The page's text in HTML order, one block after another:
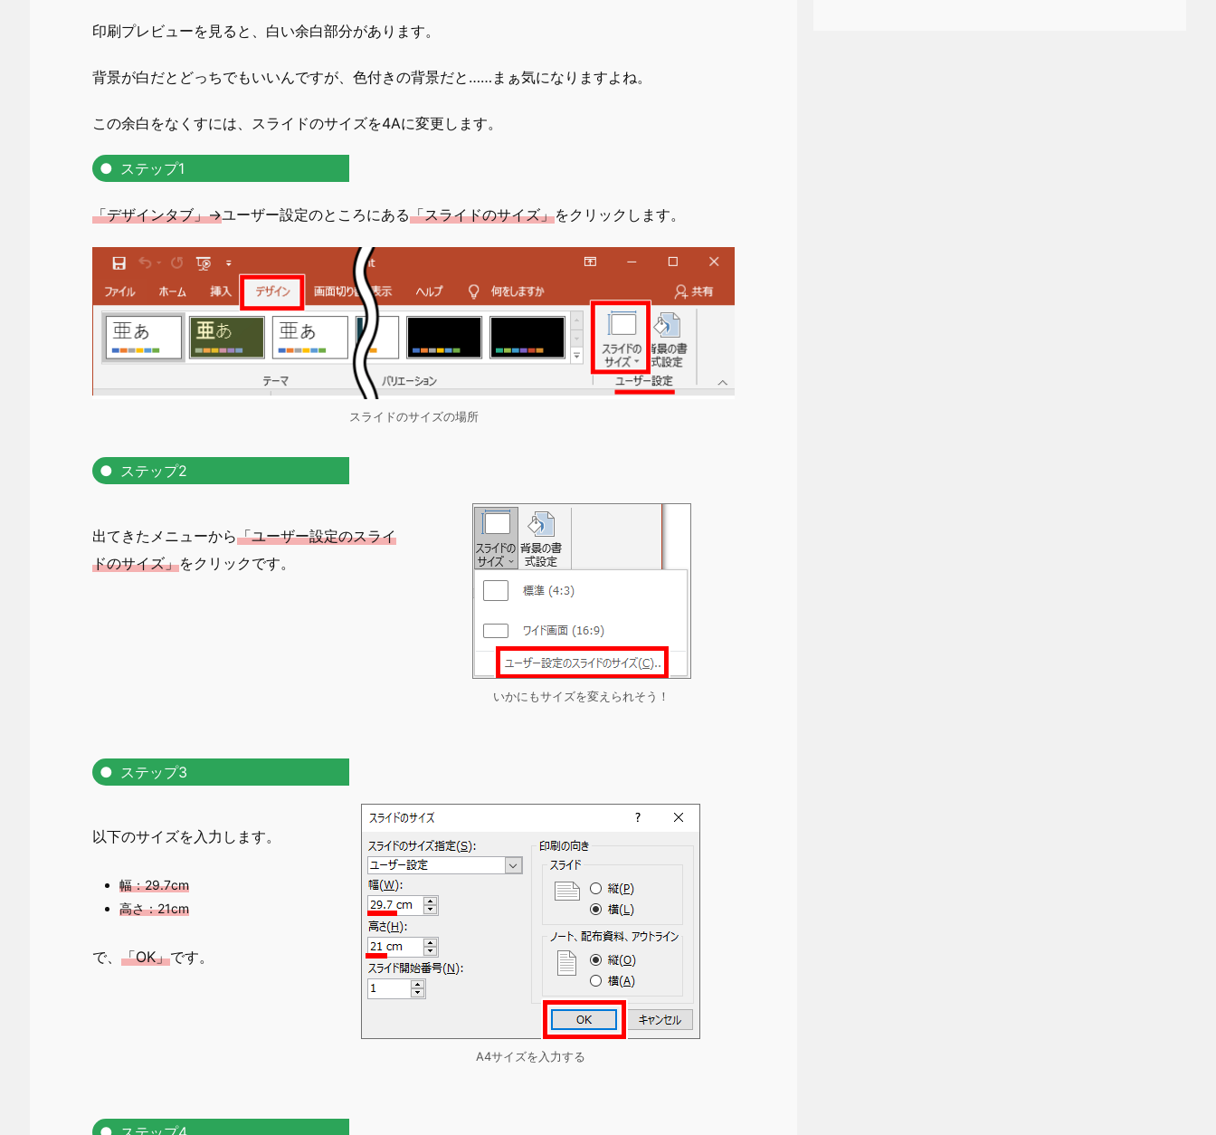
印刷プレビューを見ると、白い余白部分があります。
背景が白だとどっちでもいいんですが、色付きの背景だと……まぁ気になりますよね。
この余白をなくすには、スライドのサイズを4Aに変更します。
ステップ1
「デザインタブ」→ユーザー設定のところにある「スライドのサイズ」をクリックします。
スライドのサイズの場所
ステップ2
出てきたメニューから「ユーザー設定のスライ
ドのサイズ」をクリックです。
いかにもサイズを変えられそう！
ステップ3
以下のサイズを入力します。
幅：29.7cm
高さ：21cm
で、 「OK」です。
A4サイズを入力する